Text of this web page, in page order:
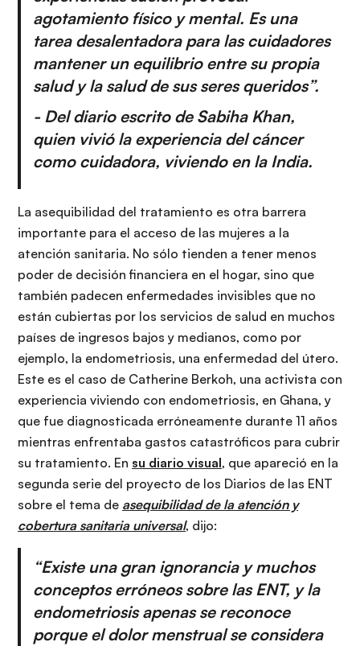
agotamiento físico y mental. Es una
tarea desalentadora para las cuidadores
mantener un equilibrio entre su propia
salud y la salud de sus seres queridos”.
- Deldiario escrito de Sabiha Khan,
quien vivió la experiencia del cáncer
como cuidadora, viviendo en la India.
La asequibilidad del tratamiento es otra barrera
importante para el acceso de las mujeres a la
atención sanitaria. No sólo tienden a tener menos
poder de decisión financiera en el hogar, sino que
también padecen enfermedades invisibles que no
están cubiertas por los servicios de salud en muchos
países de ingresos bajos y medianos, como por
ejemplo, la endometriosis, una enfermedad del útero.
Este es el caso de Catherine Berkoh, una activista con
experiencia viviendo con endometriosis, en Ghana, y
que fue diagnosticada erróneamente durante 11 años
mientras enfrentaba gastos catastróficos para cubrir
su tratamiento. En su diario visual, que apareció en la
segunda serie del proyecto de los Diarios de las ENT
sobre el tema de asequibilidad de la atención y
cobertura sanitaria universal, dijo:
“Existe una gran ignorancia y muchos
conceptos erróneos sobre las ENT, y la
endometriosis apenas se reconoce
porque el dolor menstrual se considera